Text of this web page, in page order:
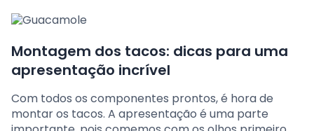
Montagem dos tacos: dicas para uma
apresentação incrível
Com todos os componentes prontos, é hora de
montar os tacos. A apresentação é uma parte